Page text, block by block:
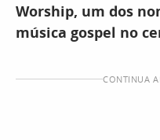
Worship, um dos
música gospel no
CONTINUA